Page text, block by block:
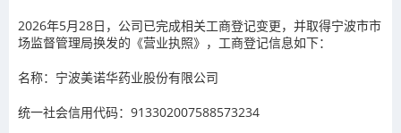
2026年5月28日，公司已完成相关工商登记变更，并取得宁波市市
场监督管理局换发的《营业执照》，工商登记信息如下：
名称：宁波美诺华药业股份有限公司
统一社会信用代码：913302007588573234